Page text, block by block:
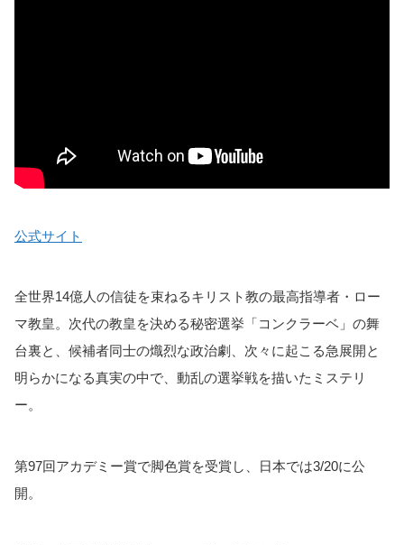
公式サイト
全世界14億人の信徒を束ねるキリスト教の最高指導者・ロー
マ教皇。次代の教皇を決める秘密選挙「コンクラーベ」の舞
台裏と、候補者同士の熾烈な政治劇、次々に起こる急展開と
明らかになる真実の中で、動乱の選挙戦を描いたミステリ
ー。
第97回アカデミー賞で脚色賞を受賞し、日本では3/20に公
開。